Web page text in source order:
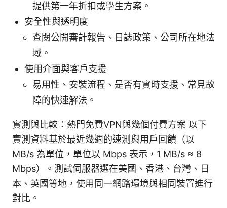
提供第一年折扣或學生方案。
安全性與透明度
查閱公開審計報告、日誌政策、公司所在地法
域。
使用介面與客戶支援
易用性、安裝流程、是否有實時支援、常見故
障的快速解法。
實測與比較：熱門免費VPN與幾個付費方案 以下
實測資料基於最近幾週的速測與用戶回饋（以
MB/s 為單位，單位以 Mbps 表示，1 MB/s ≈ 8
Mbps）。測試伺服器選在美國、香港、台灣、日
本、英國等地，使用同一網路環境與相同裝置進行
對比。